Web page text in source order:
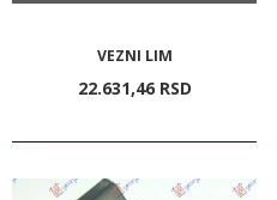
VEZNI LIM
22.631,46 RSD